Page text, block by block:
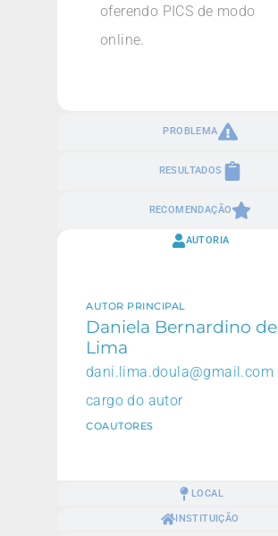
PROBLEMA
RESULTADOS
RECOMENDAÇÃO
oferendo PICS de modo
online.
AUTORIA
LOCAL
INSTITUIÇÃO
AUTOR PRINCIPAL
Daniela Bernardino de
Lima
dani.lima.doula@gmail.com
cargo do autor
COAUTORES